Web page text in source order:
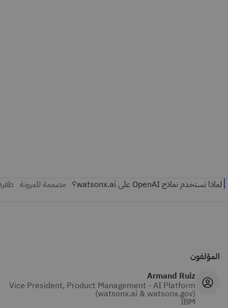
المؤلفون
Armand Ruiz
Vice President, Product Management - AI Platform
(watsonx.ai & watsonx.gov)
IBM